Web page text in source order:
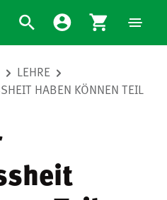
LEHRE
HABEN KÖNNEN TEIL